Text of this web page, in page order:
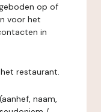
op of
voor het
in
het restaurant.
naam,